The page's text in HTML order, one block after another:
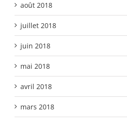
août 2018
juillet 2018
juin 2018
mai 2018
avril 2018
mars 2018